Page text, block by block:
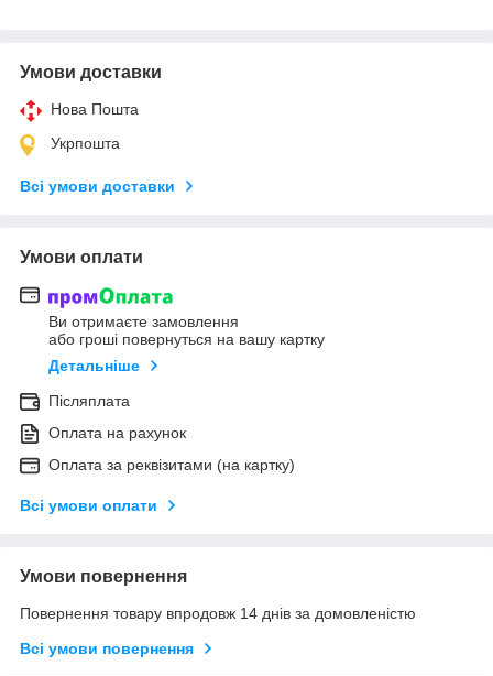
Умови доставки
Нова Пошта
Укрпошта
Всі умови доставки
Умови оплати
Ви отримаєте замовлення
або гроші повернуться на вашу картку
Детальніше
Післяплата
Оплата на рахунок
Оплата за реквізитами (на картку)
Всі умови оплати
Умови повернення
Повернення товару впродовж 14 днів за домовленістю
Всі умови повернення